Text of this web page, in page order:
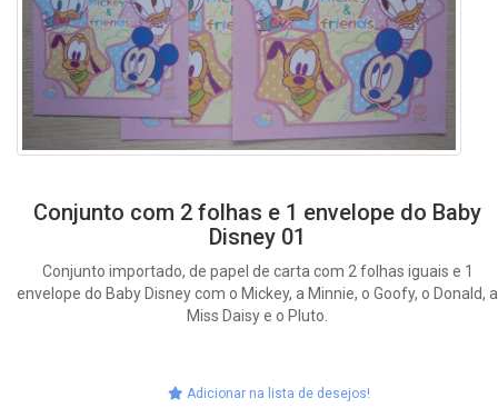
Conjunto com 2 folhas e 1 envelope do Baby
Disney 01
Conjunto importado, de papel de carta com 2 folhas iguais e 1
envelope do Baby Disney com o Mickey, a Minnie, o Goofy, o Donald, a
Miss Daisy e o Pluto.
Adicionar na lista de desejos!